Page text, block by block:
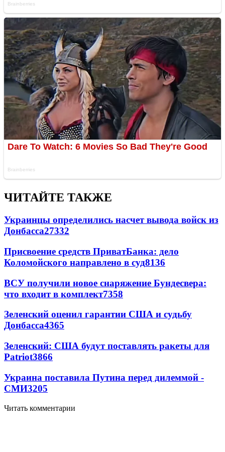
ЧИТАЙТЕ ТАКЖЕ
Украинцы определились насчет вывода войск из
Донбасса27332
Присвоение средств ПриватБанка: дело
Коломойского направлено в суд8136
ВСУ получили новое снаряжение Бундесвера:
что входит в комплект7358
Зеленский оценил гарантии США и судьбу
Донбасса4365
Зеленский: США будут поставлять ракеты для
Patriot3866
Украина поставила Путина перед дилеммой -
СМИ3205
Читать комментарии